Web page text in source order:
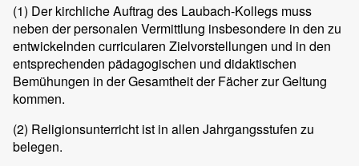
(1) Der kirchliche Auftrag des Laubach-Kollegs muss
neben der personalen Vermittlung insbesondere in den zu
entwickelnden curricularen Zielvorstellungen und in den
entsprechenden pädagogischen und didaktischen
Bemühungen in der Gesamtheit der Fächer zur Geltung
kommen.
(2) Religionsunterricht ist in allen Jahrgangsstufen zu
belegen.